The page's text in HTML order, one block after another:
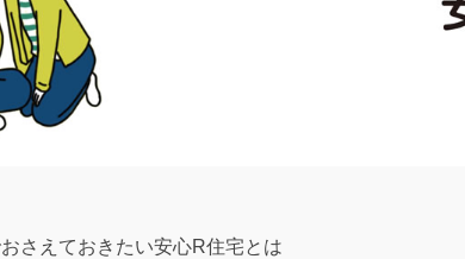
さえておきたい安心R住宅とは